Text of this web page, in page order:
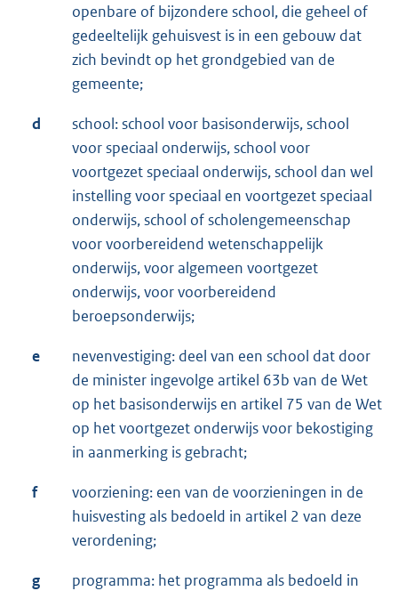
openbare of bijzondere school, die geheel of
gedeeltelijk gehuisvest is in een gebouw dat
zich bevindt op het grondgebied van de
gemeente;
d
school: school voor basisonderwijs, school
voor speciaal onderwijs, school voor
voortgezet speciaal onderwijs, school dan wel
instelling voor speciaal en voortgezet speciaal
onderwijs, school of scholengemeenschap
voor voorbereidend wetenschappelijk
onderwijs, voor algemeen voortgezet
onderwijs, voor voorbereidend
beroepsonderwijs;
e
nevenvestiging: deel van een school dat door
de minister ingevolge artikel 63b van de Wet
op het basisonderwijs en artikel 75 van de Wet
op het voortgezet onderwijs voor bekostiging
in aanmerking is gebracht;
f
voorziening: een van de voorzieningen in de
huisvesting als bedoeld in artikel 2 van deze
verordening;
g
programma: het programma als bedoeld in